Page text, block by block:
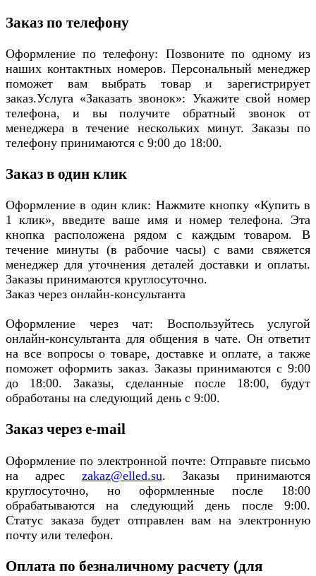
Заказ по телефону
Оформление по телефону: Позвоните по одному из
наших контактных номеров. Персональный менеджер
поможет вам выбрать товар и зарегистрирует
заказ.Услуга «Заказать звонок»: Укажите свой номер
телефона, и вы получите обратный звонок от
менеджера в течение нескольких минут. Заказы по
телефону принимаются с 9:00 до 18:00.
Заказ в один клик
Оформление в один клик: Нажмите кнопку «Купить в
1 клик», введите ваше имя и номер телефона. Эта
кнопка расположена рядом с каждым товаром. В
течение минуты (в рабочие часы) с вами свяжется
менеджер для уточнения деталей доставки и оплаты.
Заказы принимаются круглосуточно.
Заказ через онлайн-консультанта
Оформление через чат: Воспользуйтесь услугой
онлайн-консультанта для общения в чате. Он ответит
на все вопросы о товаре, доставке и оплате, а также
поможет оформить заказ. Заказы принимаются с 9:00
до 18:00. Заказы, сделанные после 18:00, будут
обработаны на следующий день с 9:00.
Заказ через e-mail
Оформление по электронной почте: Отправьте письмо
на адрес zakaz@elled.su. Заказы принимаются
круглосуточно, но оформленные после 18:00
обрабатываются на следующий день после 9:00.
Статус заказа будет отправлен вам на электронную
почту или телефон.
Оплата по безналичному расчету (для